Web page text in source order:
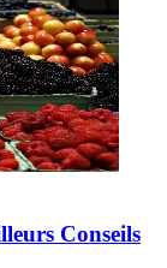
Conseils